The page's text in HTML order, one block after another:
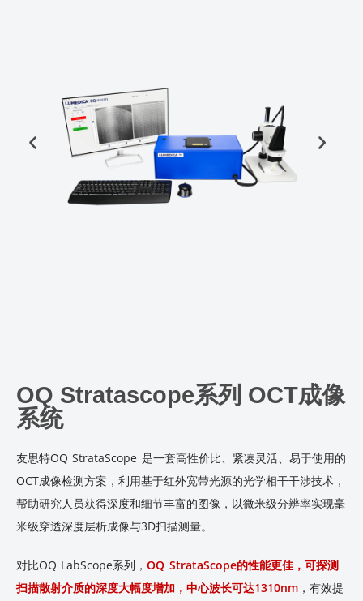
OQ Stratascope系列 OCT成像
系统
友思特OQ StrataScope 是一套高性价比、紧凑灵活、易于使用的
OCT成像检测方案，利用基于红外宽带光源的光学相干干涉技术，
帮助研究人员获得深度和细节丰富的图像，以微米级分辨率实现毫
米级穿透深度层析成像与3D扫描测量。
对比OQ LabScope系列，OQ StrataScope的性能更佳，可探测
扫描散射介质的深度大幅度增加，中心波长可达1310nm ，有效提